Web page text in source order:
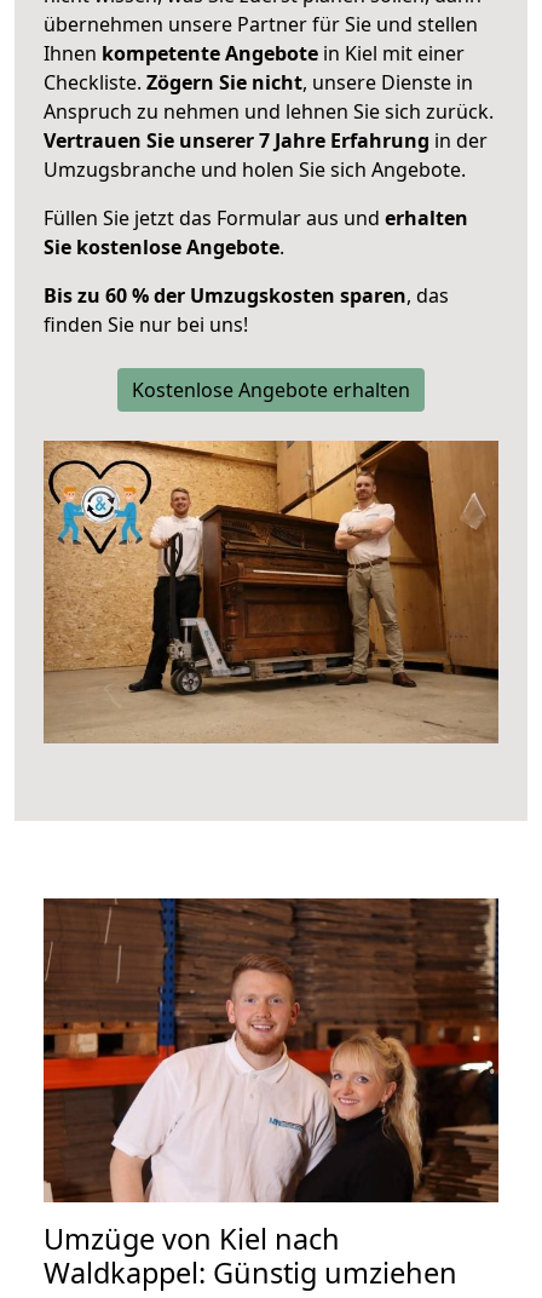
übernehmen unsere Partner für Sie und stellen
Ihnen kompetente Angebote in Kiel mit einer
Checkliste. Zögern Sie nicht, unsere Dienste in
Anspruch zu nehmen und lehnen Sie sich zurück.
Vertrauen Sie unserer 7 Jahre Erfahrung in der
Umzugsbranche und holen Sie sich Angebote.
Füllen Sie jetzt das Formular aus und erhalten
Sie kostenlose Angebote.
Bis zu 60 % der Umzugskosten sparen, das
finden Sie nur bei uns!
Kostenlose Angebote erhalten
Umzüge von Kiel nach
Waldkappel: Günstig umziehen